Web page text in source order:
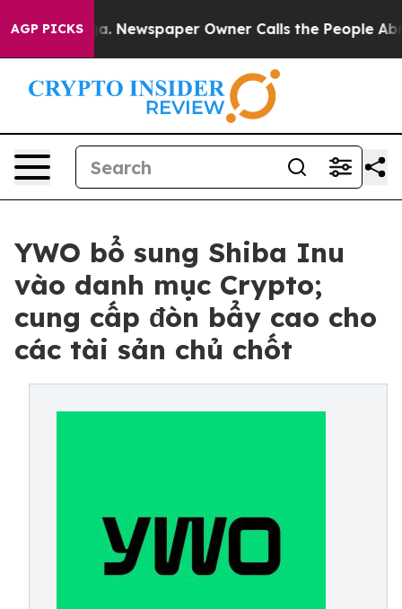
AGP PICKSNewspaper Owner Calls the People Abruptly
YWO bổ sung Shiba Inu
vào danh mục Crypto;
cung cấp đòn bẩy cao cho
các tài sản chủ chốt